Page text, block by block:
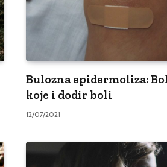
Bulozna epidermoliza:
koje i dodir boli
12/07/2021